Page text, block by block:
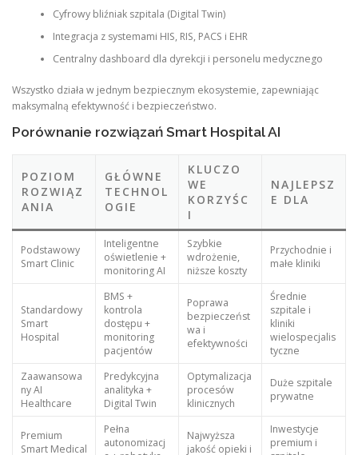
Cyfrowy bliźniak szpitala (Digital Twin)
Integracja z systemami HIS, RIS, PACS i EHR
Centralny dashboard dla dyrekcji i personelu medycznego
Wszystko działa w jednym bezpiecznym ekosystemie, zapewniając
maksymalną efektywność i bezpieczeństwo.
Porównanie rozwiązań Smart Hospital AI
POZIOM
ROZWIĄZ
ANIA
GŁÓWNE
TECHNOL
OGIE
KLUCZO
WE
KORZYŚC
I
NAJLEPSZ
E DLA
Podstawowy
Smart Clinic
Inteligentne
oświetlenie +
monitoring AI
Szybkie
wdrożenie,
niższe koszty
Przychodnie i
małe kliniki
Standardowy
Smart
Hospital
BMS +
kontrola
dostępu +
monitoring
pacjentów
Poprawa
bezpieczeńst
wa i
efektywności
Średnie
szpitale i
kliniki
wielospecjalis
tyczne
Zaawansowa
ny AI
Healthcare
Predykcyjna
analityka +
Digital Twin
Optymalizacja
procesów
klinicznych
Duże szpitale
prywatne
Premium
Smart Medical
Pełna
autonomizacj
Najwyższa
jakość opieki i
Inwestycje
premium i